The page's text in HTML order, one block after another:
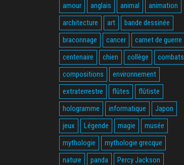
amour anglais animal
animation
architecture
art
bande dessinée
braconnage
cancer
carnet de guerre
centenaire
chien collège
combats
compositions
environnement
extraterrestre
flûtes
flûtiste
hologramme
informatique
Japon
jeux
Légende magie
musée
mythologie
mythologie grecque
nature
panda
Percy Jackson